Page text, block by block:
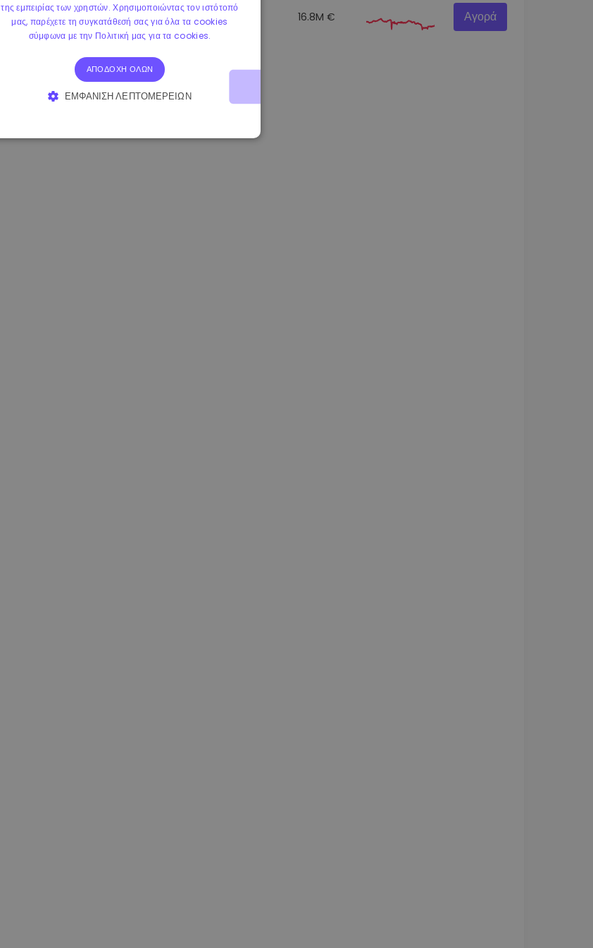
1.180000 € +1.90% 3.2B € 16.8M € Αγορά
της εμπειρίας των χρηστών. Χρησιμοποιώντας τον ιστότοπό
μας, παρέχετε τη συγκατάθεσή σας για όλα τα cookies
σύμφωνα με την Πολιτική μας για τα cookies.
ΑΠΟΔΟΧΉ ΌΛΩΝ
ΕΜΦΆΝΙΣΗ ΛΕΠΤΟΜΕΡΕΙΏΝ